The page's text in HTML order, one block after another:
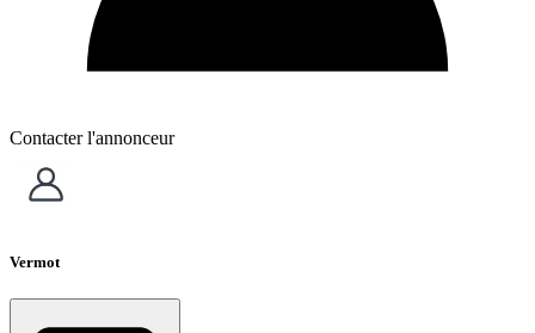
Contacter l'annonceur
Vermot